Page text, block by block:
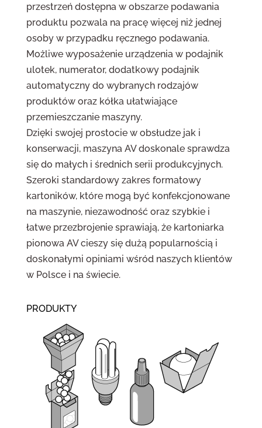
przestrzeń dostępna w obszarze podawania
produktu pozwala na pracę więcej niż jednej
osoby w przypadku ręcznego podawania.
Możliwe wyposażenie urządzenia w podajnik
ulotek, numerator, dodatkowy podajnik
automatyczny do wybranych rodzajów
produktów oraz kółka ułatwiające
przemieszczanie maszyny.
Dzięki swojej prostocie w obsłudze jak i
konserwacji, maszyna AV doskonale sprawdza
się do małych i średnich serii produkcyjnych.
Szeroki standardowy zakres formatowy
kartoników, które mogą być konfekcjonowane
na maszynie, niezawodność oraz szybkie i
łatwe przezbrojenie sprawiają, że kartoniarka
pionowa AV cieszy się dużą popularnością i
doskonałymi opiniami wśród naszych klientów
w Polsce i na świecie.
PRODUKTY